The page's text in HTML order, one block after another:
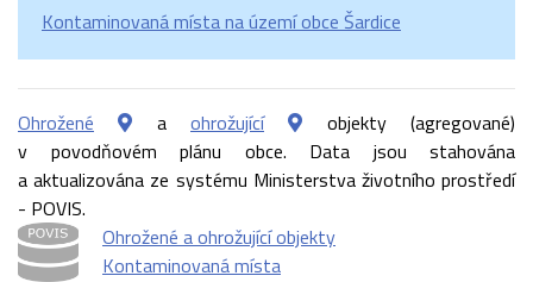
Kontaminovaná místa na území obce Šardice
Ohrožené aohrožující
objekty (agregované)
v povodňovém plánu obce. Data jsou stahována
a aktualizována ze systému Ministerstva životního prostředí
- POVIS.
Ohrožené a ohrožující objekty
Kontaminovaná místa